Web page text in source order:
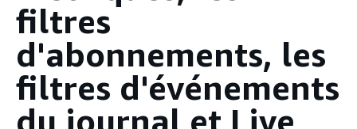
filtres
d'abonnements, les
filtres d'événements
du journal et Live